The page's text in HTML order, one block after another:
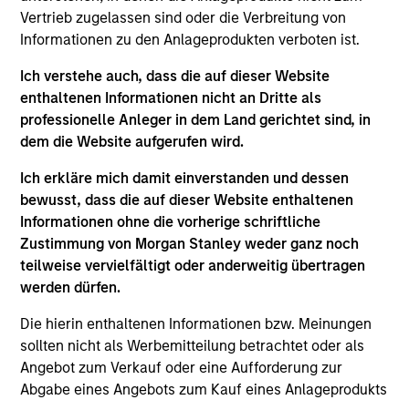
Vertrieb zugelassen sind oder die Verbreitung von
Informationen zu den Anlageprodukten verboten ist.
Ich verstehe auch, dass die auf dieser Website
enthaltenen Informationen nicht an Dritte als
professionelle Anleger in dem Land gerichtet sind, in
dem die Website aufgerufen wird.
Ich erkläre mich damit einverstanden und dessen
bewusst, dass die auf dieser Website enthaltenen
Informationen ohne die vorherige schriftliche
Zustimmung von Morgan Stanley weder ganz noch
teilweise vervielfältigt oder anderweitig übertragen
werden dürfen.
Die hierin enthaltenen Informationen bzw. Meinungen
sollten nicht als Werbemitteilung betrachtet oder als
Angebot zum Verkauf oder eine Aufforderung zur
Abgabe eines Angebots zum Kauf eines Anlageprodukts
Erstklassige
Fundamentalanalysen
Anlageprozess, der auf Fundamentalanalysen
und einer Bottom-Up-Titelauswahl basiert,
ermöglicht es uns, weltweit erstklassige